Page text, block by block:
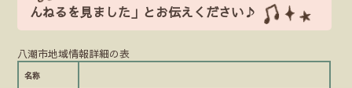
んねるを見ました」とお伝えください♪
八潮市地域情報詳細の表
名称